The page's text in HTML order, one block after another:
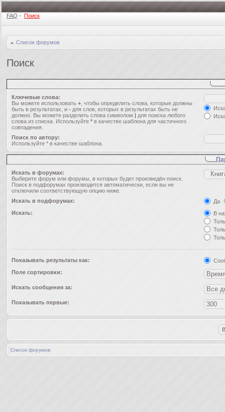
FAQ • Поиск
Список форумов
Поиск
Ключевые слова:
Вы можете использовать + , чтобы определить слова, которые должны
быть в результатах, и - для слов, которых в результатах быть не
должно. Вы можете разделить слова символом | для поиска любого
слова из списка. Используйте * в качестве шаблона для частичного
совпадения.
Поиск по автору:
Используйте * в качестве шаблона.
Искать в форумах:
Выберите форум или форумы, в которых будет произведён поиск.
Поиск в подфорумах производится автоматически, если вы не
отключили соответствующую опцию ниже.
Искать в подфорумах:
Да
Искать:
В
Показывать результаты как:
Поле сортировки:
Искать сообщения за:
Показывать первые:
Список форумов